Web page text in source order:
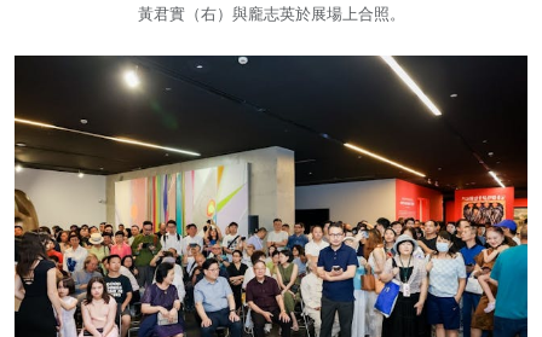
黃君實（右）與龐志英於展場上合照。